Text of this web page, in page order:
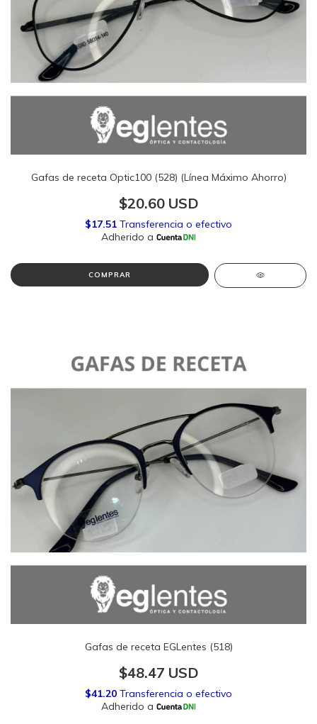
Gafas de receta Optic100 (528) (Línea Máximo Ahorro)
$20.60 USD
Gafas de receta EGLentes (518)
$48.47 USD